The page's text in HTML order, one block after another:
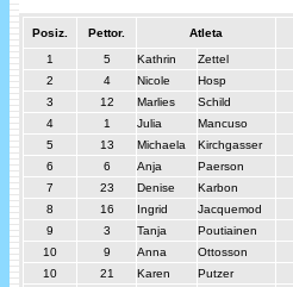
Posiz. Pettor. Atleta
1
5 Kathrin
Zettel
2
4 Nicole
Hosp
3
12 Marlies
Schild
4
1 Julia
Mancuso
5
13 Michaela
Kirchgasser
6
6 Anja
Paerson
7
23 Denise
Karbon
8
16 Ingrid
Jacquemod
9
3 Tanja
Poutiainen
10
9 Anna
Ottosson
10
21 Karen
Putzer